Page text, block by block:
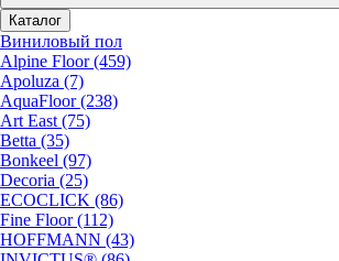
Каталог
Виниловый пол
Alpine Floor (459)
Apoluza (7)
AquaFloor (238)
Art East (75)
Betta (35)
Bonkeel (97)
Decoria (25)
ECOCLICK (86)
Fine Floor (112)
HOFFMANN (43)